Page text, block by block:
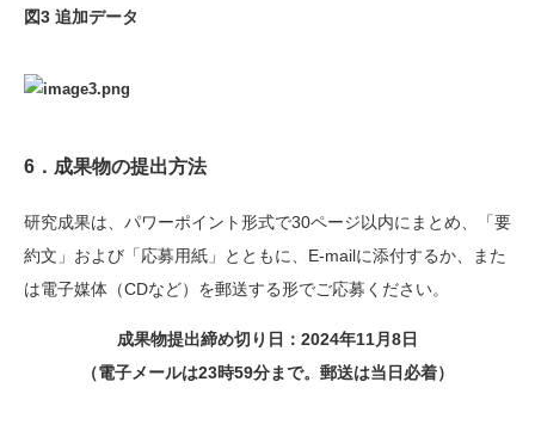
図3 追加データ
6． 成果物の提出方法
研究成果は、パワーポイント形式で30ページ以内にまとめ、「要
約文」および「応募用紙」とともに、E-mailに添付するか、また
は電子媒体（CDなど）を郵送する形でご応募ください。
成果物提出締め切り日：2024年11月8日
（電子メールは23時59分まで。郵送は当日必着）